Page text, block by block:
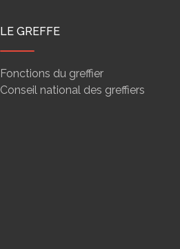
LE GREFFE
Fonctions du greffier
Conseil national des greffiers